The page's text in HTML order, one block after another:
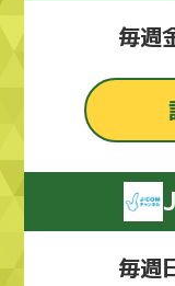
毎週
毎週